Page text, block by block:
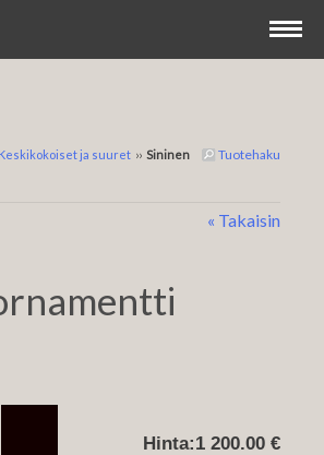
Tuotehaku
Keskikokoiset ja suuret ›› Sininen
« Takaisin
Hinta:1 200.00 €